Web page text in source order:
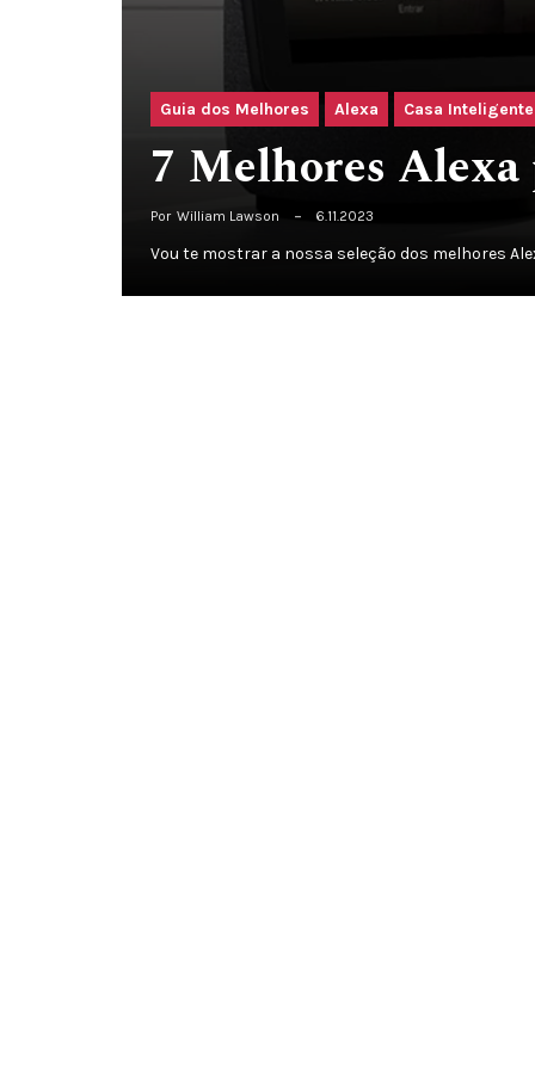
Guia dos Melhores Alexa Casa Inteligente
7 Melhores
Por William Lawson 6.11.2023
Vou te mostrar a nossa seleção dos melhores